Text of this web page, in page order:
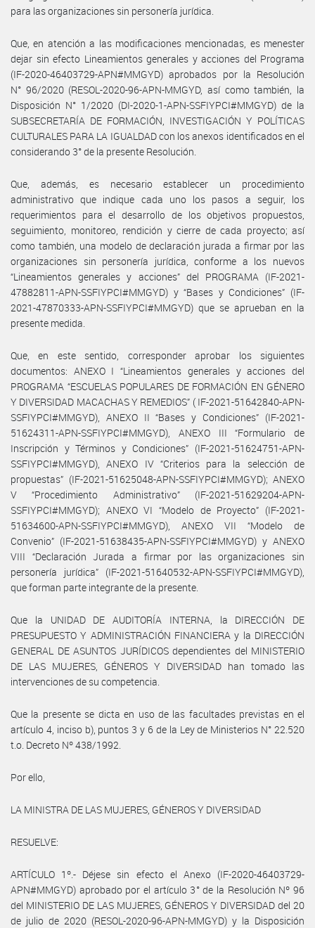
para las organizaciones sin personería jurídica.
Que, en atención a las modificaciones mencionadas, es menester
dejar sin efecto Lineamientos generales y acciones del Programa
(IF-2020-46403729-APN#MMGYD) aprobados por la Resolución
N° 96/2020 (RESOL-2020-96-APN-MMGYD, así como también, la
Disposición N° 1/2020 (DI-2020-1-APN-SSFIYPCI#MMGYD) de la
SUBSECRETARÍA DE FORMACIÓN, INVESTIGACIÓN Y POLÍTICAS
CULTURALES PARA LA IGUALDAD con los anexos identificados en el
considerando 3° de la presente Resolución.
Que, además, es necesario establecer un procedimiento
administrativo que indique cada uno los pasos a seguir, los
requerimientos para el desarrollo de los objetivos propuestos,
seguimiento, monitoreo, rendición y cierre de cada proyecto; así
como también, una modelo de declaración jurada a firmar por las
organizaciones sin personería jurídica, conforme a los nuevos
“Lineamientos generales y acciones” del PROGRAMA (IF-2021-
47882811-APN-SSFIYPCI#MMGYD) y “Bases y Condiciones” (IF-
2021-47870333-APN-SSFIYPCI#MMGYD) que se aprueban en la
presente medida.
Que, en este sentido, corresponder aprobar los siguientes
documentos: ANEXO I “Lineamientos generales y acciones del
PROGRAMA “ESCUELAS POPULARES DE FORMACIÓN EN GÉNERO
Y DIVERSIDAD MACACHAS Y REMEDIOS” ( IF-2021-51642840-APN-
SSFIYPCI#MMGYD), ANEXO II “Bases y Condiciones” (IF-2021-
51624311-APN-SSFIYPCI#MMGYD), ANEXO III “Formulario de
Inscripción y Términos y Condiciones” (IF-2021-51624751-APN-
SSFIYPCI#MMGYD), ANEXO IV “Criterios para la selección de
propuestas” (IF-2021-51625048-APN-SSFIYPCI#MMGYD); ANEXO
V “Procedimiento Administrativo” (IF-2021-51629204-APN-
SSFIYPCI#MMGYD); ANEXO VI “Modelo de Proyecto” (IF-2021-
51634600-APN-SSFIYPCI#MMGYD), ANEXO VII “Modelo de
Convenio” (IF-2021-51638435-APN-SSFIYPCI#MMGYD) y ANEXO
VIII “Declaración Jurada a firmar por las organizaciones sin
personería jurídica” (IF-2021-51640532-APN-SSFIYPCI#MMGYD),
que forman parte integrante de la presente.
Que la UNIDAD DE AUDITORÍA INTERNA, la DIRECCIÓN DE
PRESUPUESTO Y ADMINISTRACIÓN FINANCIERA y la DIRECCIÓN
GENERAL DE ASUNTOS JURÍDICOS dependientes del MINISTERIO
DE LAS MUJERES, GÉNEROS Y DIVERSIDAD han tomado las
intervenciones de su competencia.
Que la presente se dicta en uso de las facultades previstas en el
artículo 4, inciso b), puntos 3 y 6 de la Ley de Ministerios N° 22.520
t.o. Decreto Nº 438/1992.
Por ello,
LA MINISTRA DE LAS MUJERES, GÉNEROS Y DIVERSIDAD
RESUELVE:
ARTÍCULO 1º.- Déjese sin efecto el Anexo (IF-2020-46403729-
APN#MMGYD) aprobado por el artículo 3° de la Resolución Nº 96
del MINISTERIO DE LAS MUJERES, GÉNEROS Y DIVERSIDAD del 20
de julio de 2020 (RESOL-2020-96-APN-MMGYD) y la Disposición